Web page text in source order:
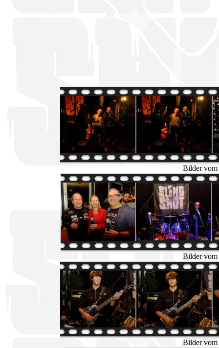
Bilder vom
Bilder vom
Bilder vom